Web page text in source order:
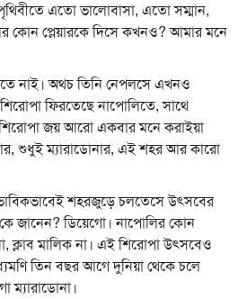
এতো ভালোবাসা, এতো সম্মান,
প্লেয়ারকে দিসে কখনও? আমার মনে
নাই। অথচ তিনি নেপলসে এখনও
ফিরতেছে নাপোলিতে, সাথে
জয় আরো একবার মনে করাইয়া
শুধুই ম্যারাডোনার, এই শহর আর কারো
শহরজুড়ে চলতেসে উৎসবের
জানেন? ডিয়েগো। নাপোলির কোন
ক্লাব মালিক না। এই শিরোপা উৎসবেও
তিন বছর আগে দুনিয়া থেকে চলে
ম্যারাডোনা।